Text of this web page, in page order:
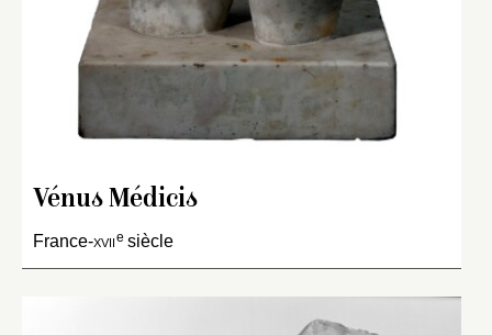
Vénus Médicis
France-xviie siècle